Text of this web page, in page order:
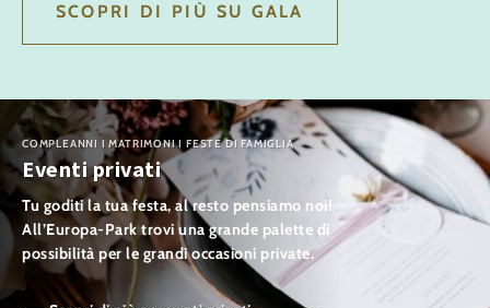
SCOPRI DI PIÙ SU GALA
COMPLEANNI I MATRIMONI I FESTE DI FAMIGLIA
Eventi privati
Tu goditi la tua festa, al resto pensiamo noi!
All’Europa-Park trovi una grande palette di
possibilità per le grandi occasioni private.